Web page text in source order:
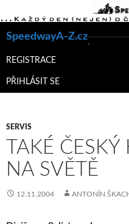
SpeedwayA-Z.cz
K
WEBU
REGISTRACE
PŘIHLÁSIT SE
SERVIS
TAKÉ ČESKÝ
NA SVĚTĚ
12.11.2004 ANTONÍN